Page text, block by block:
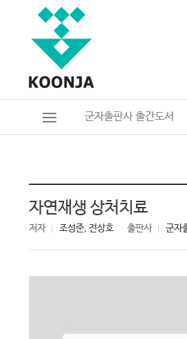
군자출판사 출간도서
자연재생 상처치료
저자 조성준, 전상호 출판사 군자